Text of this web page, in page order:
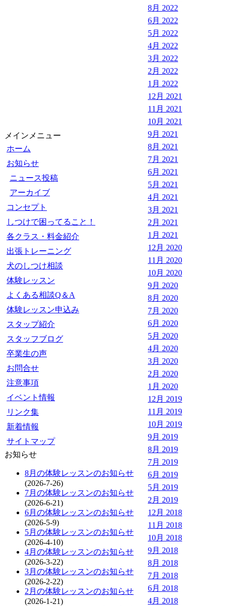
メインメニュー
ホーム
お知らせ
ニュース投稿
アーカイブ
コンセプト
しつけで困ってること！
各クラス・料金紹介
出張トレーニング
犬のしつけ相談
体験レッスン
よくある相談Q＆A
体験レッスン申込み
スタップ紹介
スタッフブログ
卒業生の声
お問合せ
注意事項
イベント情報
リンク集
新着情報
サイトマップ
お知らせ
8月の体験レッスンのお知らせ
(2026-7-26)
7月の体験レッスンのお知らせ
(2026-6-21)
6月の体験レッスンのお知らせ
(2026-5-9)
5月の体験レッスンのお知らせ
(2026-4-10)
4月の体験レッスンのお知らせ
(2026-3-22)
3月の体験レッスンのお知らせ
(2026-2-22)
2月の体験レッスンのお知らせ
(2026-1-21)
8月 2022
6月 2022
5月 2022
4月 2022
3月 2022
2月 2022
1月 2022
12月 2021
11月 2021
10月 2021
9月 2021
8月 2021
7月 2021
6月 2021
5月 2021
4月 2021
3月 2021
2月 2021
1月 2021
12月 2020
11月 2020
10月 2020
9月 2020
8月 2020
7月 2020
6月 2020
5月 2020
4月 2020
3月 2020
2月 2020
1月 2020
12月 2019
11月 2019
10月 2019
9月 2019
8月 2019
7月 2019
6月 2019
5月 2019
2月 2019
12月 2018
11月 2018
10月 2018
9月 2018
8月 2018
7月 2018
6月 2018
4月 2018